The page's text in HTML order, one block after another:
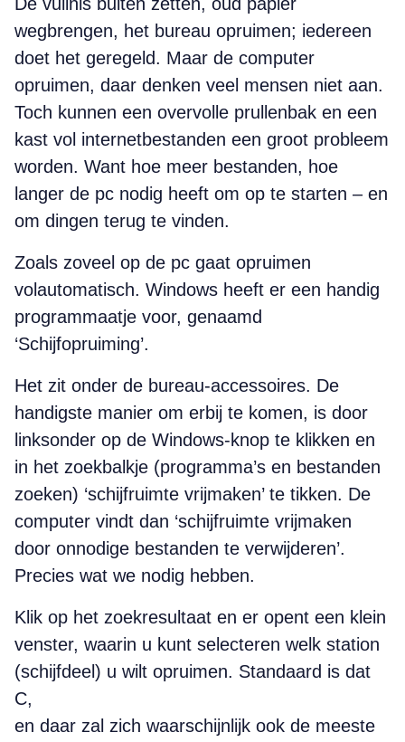
wegbrengen, het bureau opruimen; iedereen
doet het geregeld. Maar de com­pu­ter
opruimen, daar denken veel mensen niet aan.
Toch kunnen een overvolle prullenbak en een
kast vol internetbestanden een groot probleem
worden. Want hoe meer bestanden, hoe
langer de pc nodig heeft om op te starten – en
om dingen terug te vinden.
Zoals zoveel op de pc gaat opruimen
volautomatisch. Windows heeft er een handig
programmaatje voor, genaamd
‘Schijfopruiming’. ­
Het zit onder de bureau-accessoires. De
handigste manier om erbij te komen, is door
links­onder op de Windows-knop te klikken en
in het zoekbalkje (programma’s en bestanden
zoeken) ‘schijfruimte vrijmaken’ te tikken. De
compu­ter vindt dan ‘schijfruimte vrijmaken
door onnodige bestanden te verwij­deren’.
Precies wat we nodig hebben.
Klik op het zoekresultaat en er opent een klein
venster, waarin u kunt selecteren welk station
(schijfdeel) u wilt ­opruimen. Standaard is dat
C,
en daar zal zich waarschijnlijk ook de meeste